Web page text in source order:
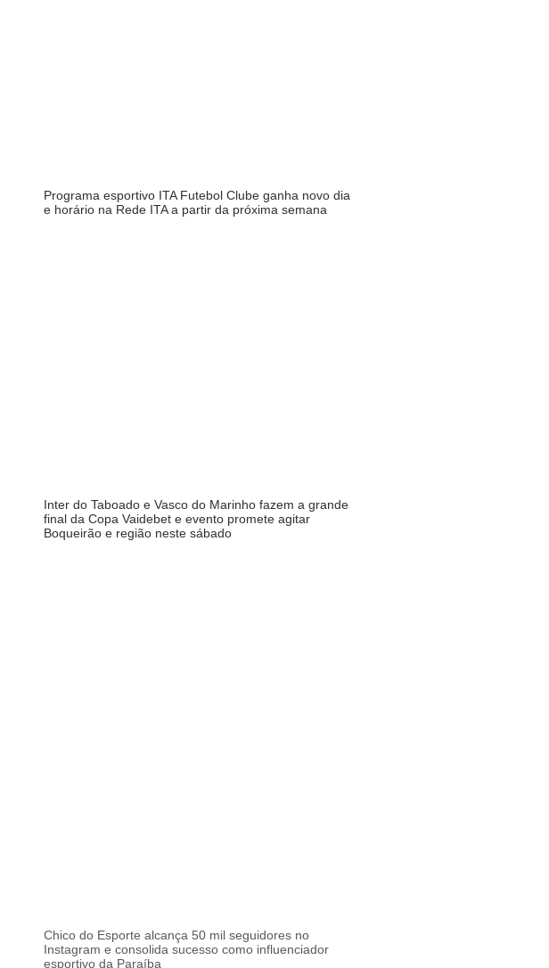
Programa esportivo ITA Futebol Clube ganha novo dia
e horário na Rede ITA a partir da próxima semana
Inter do Taboado e Vasco do Marinho fazem a grande
final da Copa Vaidebet e evento promete agitar
Boqueirão e região neste sábado
Chico do Esporte alcança 50 mil seguidores no
Instagram e consolida sucesso como influenciador
esportivo da Paraíba